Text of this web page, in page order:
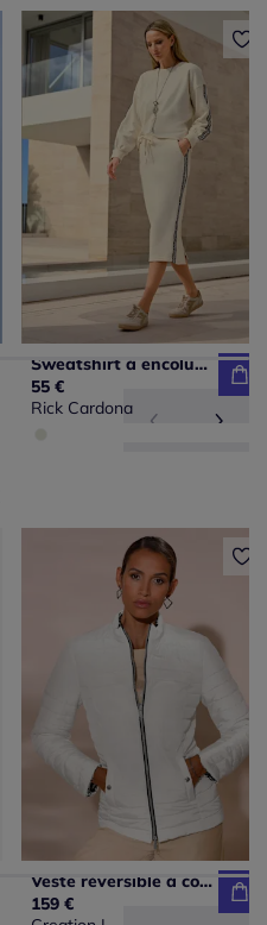
Sweatshirt à encolure ronde avec motifs animaux discrets
55 €
Rick Cardona
Veste réversible à col montant et manches longues
159 €